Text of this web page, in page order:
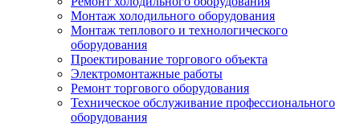
Монтаж холодильного оборудования
Монтаж теплового и технологического
оборудования
Проектирование торгового объекта
Электромонтажные работы
Ремонт торгового оборудования
Техническое обслуживание профессионального
оборудования